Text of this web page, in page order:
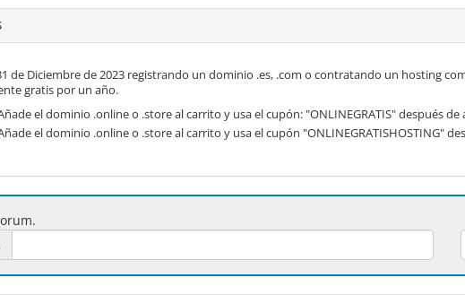
de Diciembre de 2023 registrando un dominio .es, .com o contratando un hosting
gratis por un año.
el dominio .online o .store al carrito y usa el cupón: "ONLINEGRATIS" después
el dominio .online o .store al carrito y usa el cupón "ONLINEGRATISHOSTING"